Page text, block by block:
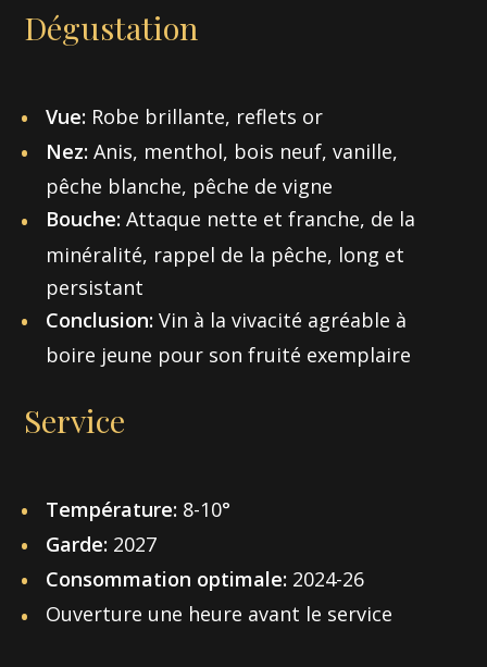
Dégustation
Vue: Robe brillante, reflets or
Nez:Anis, menthol, bois neuf, vanille,
pêche blanche, pêche de vigne
Bouche:Attaque nette et franche, de la
minéralité, rappel de la pêche, long et
persistant
Conclusion:Vin à la vivacité agréable à
boire jeune pour son fruité exemplaire
Service
Température: 8-10°
Garde: 2027
Consommation optimale: 2024-26
Ouverture une heure avant le service